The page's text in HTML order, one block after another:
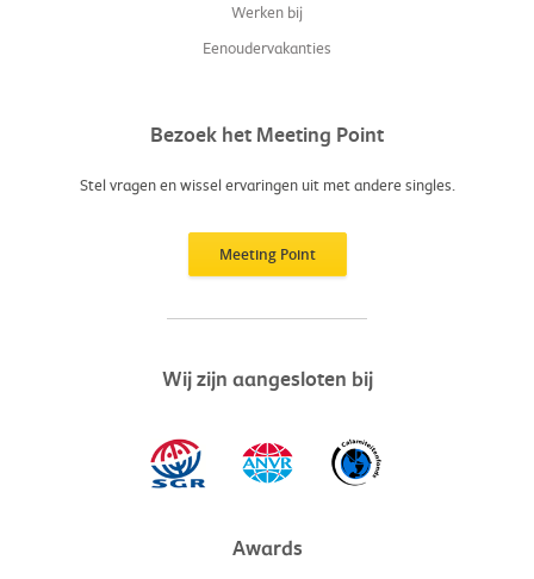
Werken bij
Eenoudervakanties
Bezoek het Meeting Point
Stel vragen en wissel ervaringen uit met andere singles.
Meeting Point
Wij zijn aangesloten bij
Awards